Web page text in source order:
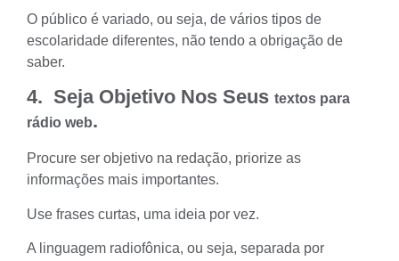
O público é variado, ou seja, de vários tipos de
escolaridade diferentes, não tendo a obrigação de
saber.
4. Seja Objetivo Nos Seus textos para
rádio web.
Procure ser objetivo na redação, priorize as
informações mais importantes.
Use frases curtas, uma ideia por vez.
A linguagem radiofônica, ou seja, separada por